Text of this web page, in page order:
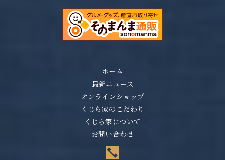
ホーム
最新ニュース
オンラインショップ
くじら家のこだわり
くじら家について
お問い合わせ